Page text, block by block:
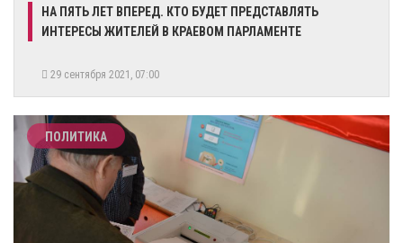
​НА ПЯТЬ ЛЕТ ВПЕРЕД. КТО БУДЕТ ПРЕДСТАВЛЯТЬ
ИНТЕРЕСЫ ЖИТЕЛЕЙ В КРАЕВОМ ПАРЛАМЕНТЕ
29 сентября 2021, 07:00
ПОЛИТИКА